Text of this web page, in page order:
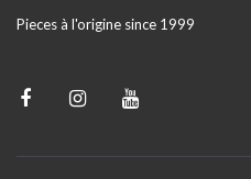
Pieces à l'origine since 1999